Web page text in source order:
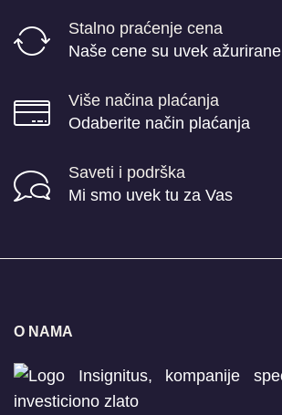
Stalno praćenje cena
Naše cene su uvek ažurirane
Više načina plaćanja
Odaberite način plaćanja
Saveti i podrška
Mi smo uvek tu za Vas
O NAMA